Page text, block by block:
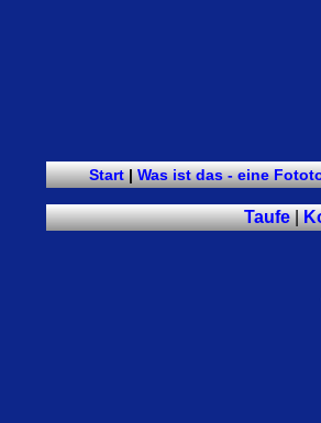
Start|Was ist das - eine
Taufe|